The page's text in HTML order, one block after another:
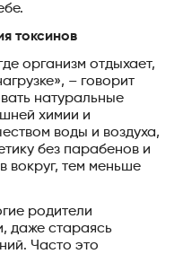
токсинов
организм отдыхает,
– говорит
натуральные
химии и
воды и воздуха,
без парабенов и
вокруг, тем меньше
родители
даже стараясь
Часто это